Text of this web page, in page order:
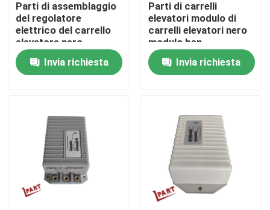
Prodotti
Video
Giro della fabbrica
Controllo di qualità
Parti di assemblaggio
del regolatore
elettrico del carrello
elevatore nero
tenitore del fusibile JX
70 mmInvia richiesta
Parti di carrelli
elevatori modulo di
carrelli elevatori nero
modulo ben
funzionante
PM400CTU007
Invia richiesta